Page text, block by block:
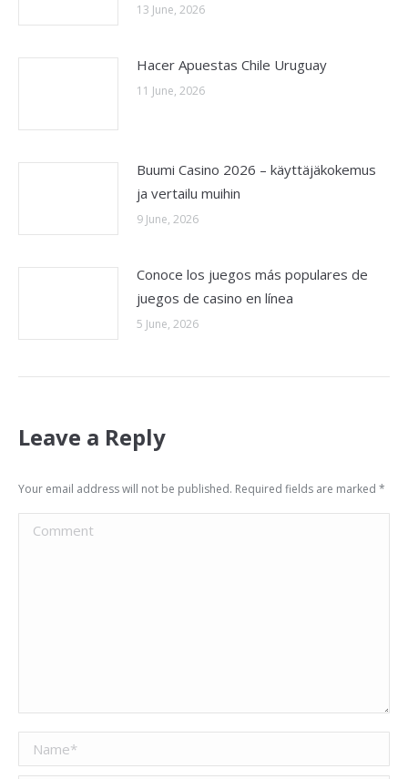
13 June, 2026
Hacer Apuestas Chile Uruguay
11 June, 2026
Buumi Casino 2026 – käyttäjäkokemus
ja vertailu muihin
9 June, 2026
Conoce los juegos más populares de
juegos de casino en línea
5 June, 2026
Leave a Reply
Your email address will not be published. Required fields are marked *
Comment
Name *